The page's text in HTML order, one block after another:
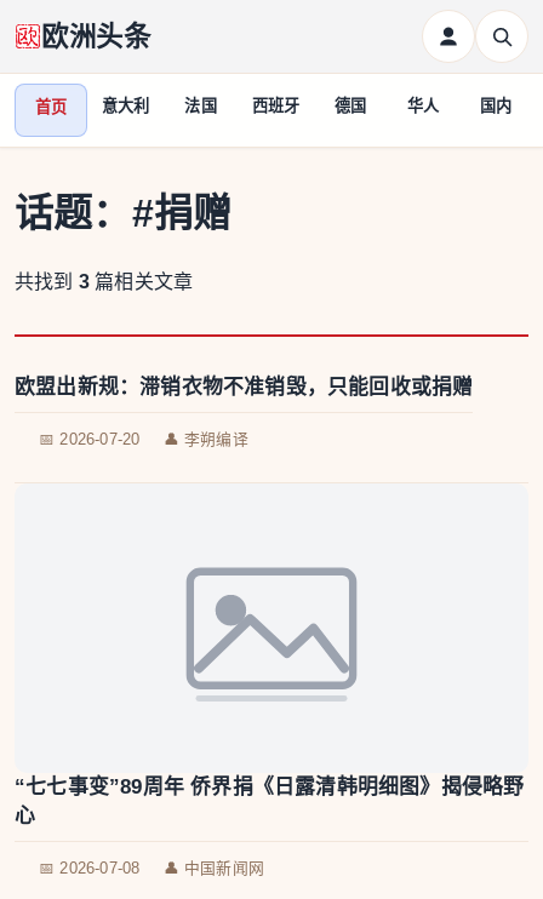
欧洲头条
首页 意大利 法国 西班牙 德国 华人 国内
话题： #捐赠
共找到 3 篇相关文章
欧盟出新规：滞销衣物不准销毁，只能回收或捐赠
📅 2026-07-20 👤 李朔编译
“七七事变”89周年 侨界捐《日露清韩明细图》揭侵略野
心
📅 2026-07-08 👤 中国新闻网